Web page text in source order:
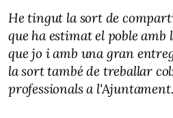
He tingut la sort de
que ha estimat el poble
que jo i amb una gran
la sort també de treballar
professionals a l'Ajuntament.